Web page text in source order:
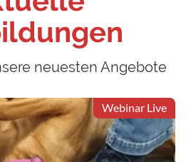
neuesten Angebote
Webinar Live